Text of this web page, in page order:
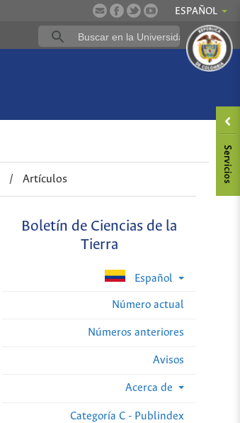
ESPAÑOL
/ Artículos
Boletín de Ciencias de la
Tierra
Español
Número actual
Números anteriores
Avisos
Acerca de
Categoría C - Publindex